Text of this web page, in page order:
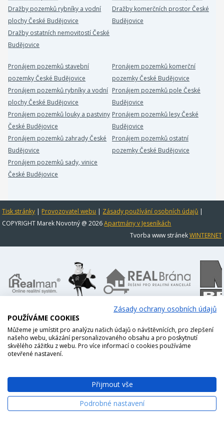
Dražby pozemků rybníky a vodní
plochy České Budějovice
Dražby komerčních prostor České
Budějovice
Dražby ostatních nemovitostí České
Budějovice
Pronájem pozemků stavební
pozemky České Budějovice
Pronájem pozemků komerční
pozemky České Budějovice
Pronájem pozemků rybníky a vodní
plochy České Budějovice
Pronájem pozemků pole České
Budějovice
Pronájem pozemků louky a pastviny
České Budějovice
Pronájem pozemků lesy České
Budějovice
Pronájem pozemků zahrady České
Budějovice
Pronájem pozemků ostatní
pozemky České Budějovice
Pronájem pozemků sady, vinice
České Budějovice
Tisk stránky | Provozovatel webu | Zásady používání osobních údajů |
COPYRIGHT Marek Novotný @ 2026Apartmány v Jeseníkách
Tvorba www stránekWINTERNET
Zásady ochrany osobních údajů
POUŽÍVÁME COOKIES
Můžeme je umístit pro analýzu našich údajů o návštěvnících, pro zlepšení
našeho webu, ukázání personalizovaného obsahu a pro poskytnutí
skvělého zážitku z webu. Pro více informací o cookies používáme
otevřené nastavení.
Přijmout vše
Podrobné nastavení